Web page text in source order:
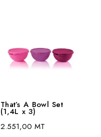
That’s A Bowl Set
(1,4L x 3)
2.551,00 MT